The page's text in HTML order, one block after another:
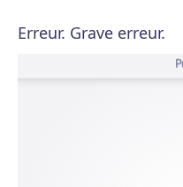
Erreur. Grave erreur.